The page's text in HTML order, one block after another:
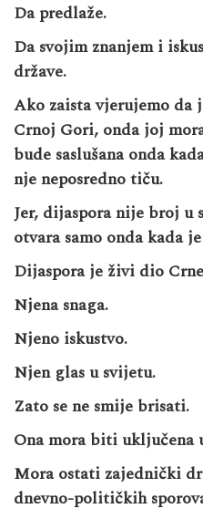
Da predlaže.
Da svojim znanjem i
države.
Ako zaista vjerujemo da
Crnoj Gori, onda joj
bude saslušana onda
nje neposredno tiču.
Jer, dijaspora nije broj
otvara samo onda kada
Dijaspora je živi dio
Njena snaga.
Njeno iskustvo.
Njen glas u svijetu.
Zato se ne smije brisati.
Ona mora biti uključena
Mora ostati zajednički
dnevno-političkih